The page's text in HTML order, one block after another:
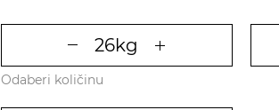
Odaberi količinu